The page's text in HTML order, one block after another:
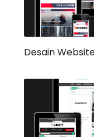
Desain